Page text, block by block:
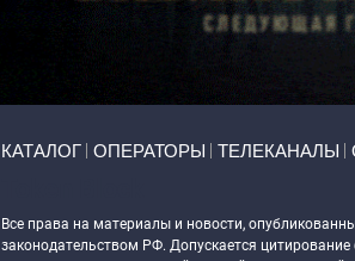
КАТАЛОГ ОПЕРАТОРЫ ТЕЛЕКАНАЛЫ
Все права на материалы и новости,
законодательством РФ. Допускается